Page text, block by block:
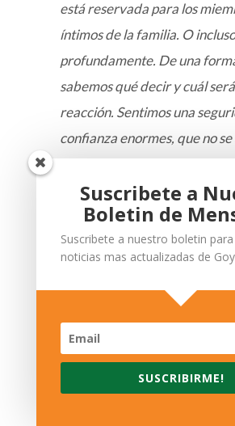
está reservada para los
íntimos de la familia. O
profundamente. De una
sabemos qué decir y cuál
reacción. Sentimos una
confianza enormes, que no
en días, semanas o meses.
reconocimiento se da casi
modo lento y sutil. La
ilumina a medida que el velo
descorriendo. No todo el
preparado para percatarse
Hay que esperar el momento
y la persona que se da cuenta
tiene que ser paciente.
mirada, un sueño, un
Suscribete a
Boletin de
Suscribete a nuestro boletin
noticias mas actualizadas de
SUSCRIBIRME!